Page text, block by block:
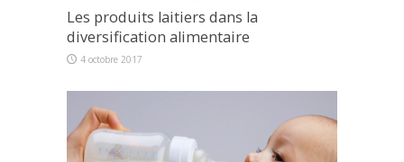
Les produits laitiers dans la
diversification alimentaire
4 octobre 2017